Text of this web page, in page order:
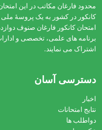
محدود فارغان مکاتب در این
کانکور در کشور به یک پروسۀ
امتحان کانکور فارغان صنوف
برنامه های علمی، تخصصی و
اشتراک می نمایند.
دسترسی آسان
اخبار
نتایج امتحانات
دواطلب ها